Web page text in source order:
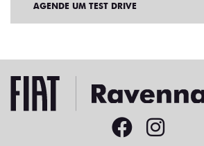
AGENDE UM TEST DRIVE